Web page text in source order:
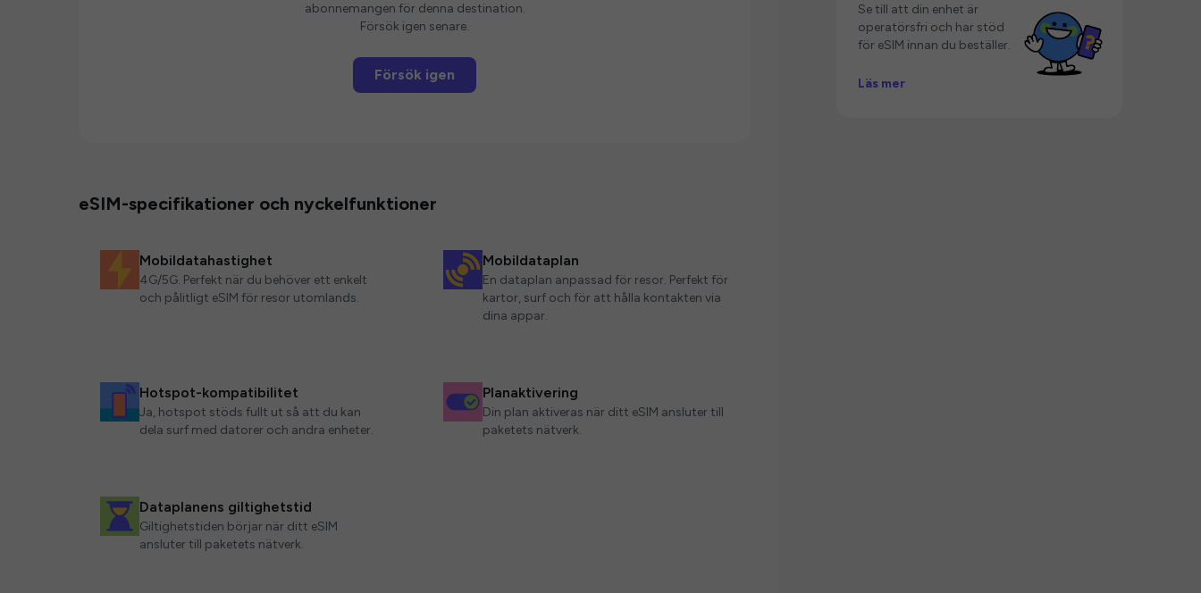
abonnemangen för denna destination.
Försök igen senare.
Försök igen
eSIM-specifikationer och nyckelfunktioner
Mobildatahastighet
4G/5G. Perfekt när du behöver ett enkelt
och pålitligt eSIM för resor utomlands.
Mobildataplan
En dataplan anpassad för resor. Perfekt för
kartor, surf och för att hålla kontakten via
dina appar.
Hotspot-kompatibilitet
Ja, hotspot stöds fullt ut så att du kan
dela surf med datorer och andra enheter.
Planaktivering
Din plan aktiveras när ditt eSIM ansluter till
paketets nätverk.
Dataplanens giltighetstid
Giltighetstiden börjar när ditt eSIM
ansluter till paketets nätverk.
Se till att din enhet är
operatörsfri och har stöd
för eSIM innan du beställer.
Läs mer